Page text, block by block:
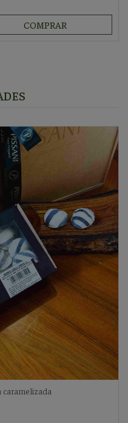
COMPRAR
caramelizada